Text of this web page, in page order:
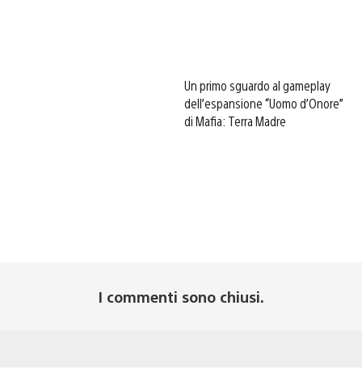
Un primo sguardo al gameplay
dell’espansione “Uomo d’Onore”
di Mafia: Terra Madre
I commenti sono chiusi.